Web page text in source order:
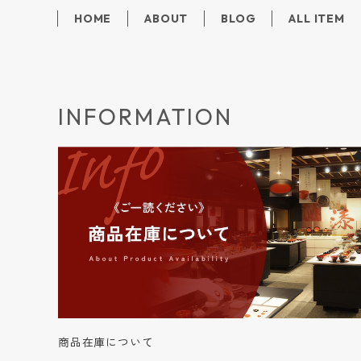
HOME ABOUT BLOG ALL ITEM
INFORMATION
商品在庫について